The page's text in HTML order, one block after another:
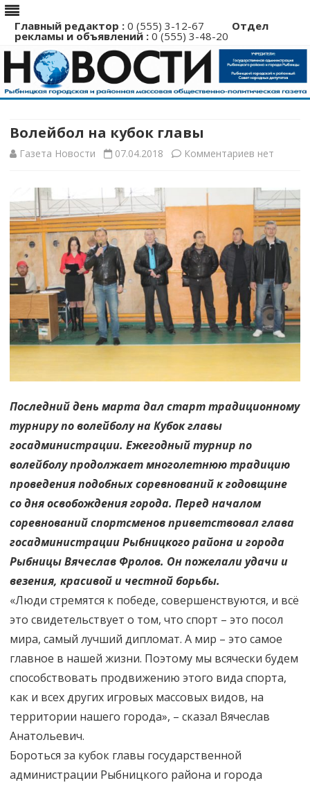
Главный редактор : 0 (555) 3-12-67 Отдел
рекламы и объявлений : 0 (555) 3-48-20
Перейти
Волейбол на кубок главы
Газета Новости 07.04.2018 Комментариев к
Волейбол
на
кубок
главы
нет
Последний день марта дал старт традиционному
турниру по волейболу на Кубок главы
госадминистрации. Ежегодный турнир по
волейболу продолжает многолетнюю традицию
проведения подобных соревнований к годовщине
со дня освобождения города. Перед началом
соревнований спортсменов приветствовал глава
госадминистрации Рыбницкого района и города
Рыбницы Вячеслав Фролов. Он пожелали удачи и
везения, красивой и честной борьбы.
«Люди стремятся к победе, совершенствуются, и всё
это свидетельствует о том, что спорт – это посол
мира, самый лучший дипломат. А мир – это самое
главное в нашей жизни. Поэтому мы всячески будем
способствовать продвижению этого вида спорта,
как и всех других игровых массовых видов, на
территории нашего города», – сказал Вячеслав
Анатольевич.
Бороться за кубок главы государственной
администрации Рыбницкого района и города